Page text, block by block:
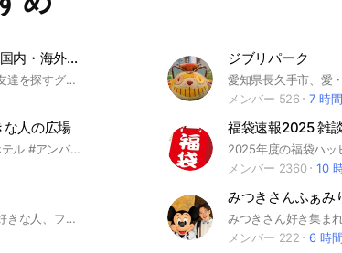
旅&旅行好き交流の場（国内・海外問わず）
旅行情報の共有や旅好きの友達を探すグループです。 旅行先の写真や旅行先の有益情報！ 何でも投稿して下さい！ 国内、海外問わずです。 出会い系目的のグループではありませんので、出会い目的の方はご遠慮下さい。 他のメンバーの事を考えない発言は禁止しています。
ジブリパーク
メンバー 526
7 時
な人の広場
#ディズニー #ディズニーホテル #アンバサダーホテル #ホテルミラコスタ #東京ディズニーランドホテル #ファンタジースプリングスホテル #トイストーリーホテル #セレブレーションホテル
福袋速報2025 雑
メンバー 2360
10
日本国内を旅行した人、旅好きな人、フラッと出かけるのが好きな人、これから色々行きたい人、情報交換しましょ🤗
みつきさんふぁみ
みつきさん好き集ま
メンバー 222
6 時